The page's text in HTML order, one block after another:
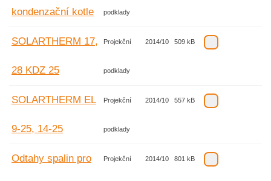
kondenzační kotle podklady
SOLARTHERM 17,
28 KDZ 25
Projekční
podklady
2014/10 509 kB
SOLARTHERM EL
9-25, 14-25
Projekční
podklady
2014/10 557 kB
Odtahy spalin pro Projekční 2014/10 801 kB